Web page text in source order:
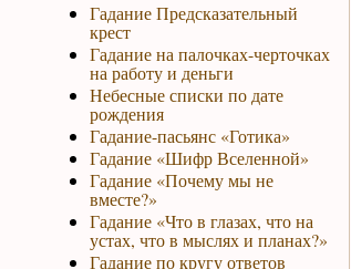
Гадание Предсказательный
крест
Гадание на палочках-черточках
на работу и деньги
Небесные списки по дате
рождения
Гадание-пасьянс «Готика»
Гадание «Шифр Вселенной»
Гадание «Почему мы не
вместе?»
Гадание «Что в глазах, что на
устах, что в мыслях и планах?»
Гадание по кругу ответов